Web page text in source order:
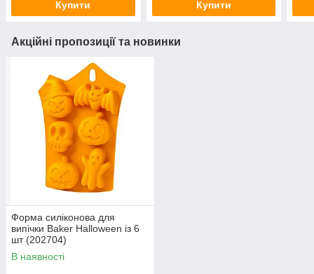
Купити Купити
Акційні пропозиції та новинки
Форма силіконова для
випічки Baker Halloween із 6
шт (202704)
В наявності